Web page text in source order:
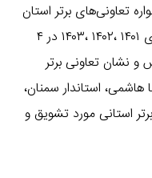
تعاونی‌های برتر استان
سمنان در سال ۱۴۰۰ و همچنین سال‌های ۱۴۰۱ ،۱۴۰۲ ،۱۴۰۳ در ۴
نشان تعاونی برتر
استاندار سمنان،
استانی مورد تشویق و